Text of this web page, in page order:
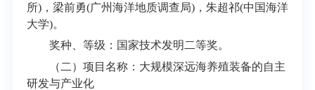
所)，梁前勇(广州海洋地质调查局)，朱超祁(中国海洋
大学)。
奖种、等级：国家技术发明二等奖。
（二）项目名称：大规模深远海养殖装备的自主
研发与产业化